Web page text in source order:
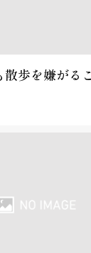
散歩を嫌がる